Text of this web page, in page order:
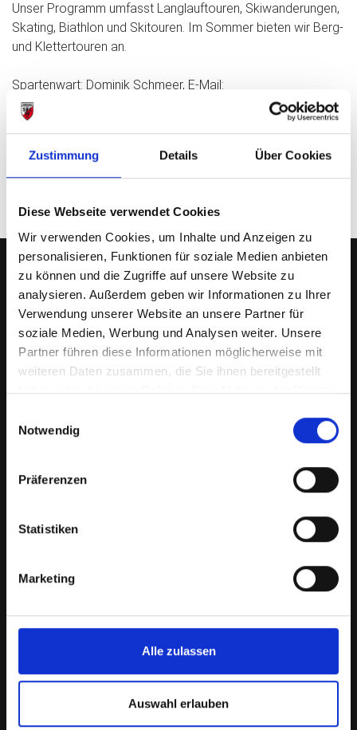
Zustimmung Details Über Cookies
Diese Webseite verwendet Cookies
Wir verwenden Cookies, um Inhalte und Anzeigen zu
personalisieren, Funktionen für soziale Medien anbieten
zu können und die Zugriffe auf unsere Website zu
analysieren. Außerdem geben wir Informationen zu Ihrer
Verwendung unserer Website an unsere Partner für
soziale Medien, Werbung und Analysen weiter. Unsere
Partner führen diese Informationen möglicherweise mit
weiteren Daten zusammen, die Sie ihnen bereitgestellt
haben oder die sie im Rahmen Ihrer Nutzung der Dienste
Notwendig
Präferenzen
Statistiken
Marketing
Alle zulassen
Auswahl erlauben
Unser Programm umfasst Langlauftouren, Skiwanderungen,
Skating, Biathlon und Skitouren. Im Sommer bieten wir Berg-
und Klettertouren an.
Spartenwart: Dominik Schmeer, E-Mail:
dominik.schmeer@swc-regensburg.de
SWC REGENSBURG
93049 Regensburg
Vorstand & Ausschuss
Impressum
Das aktuelle Sportprogramm findest du
Satzung / Abrechnung
Regeln für Jugendausfahrten
Übungsleiter-Abrechnung